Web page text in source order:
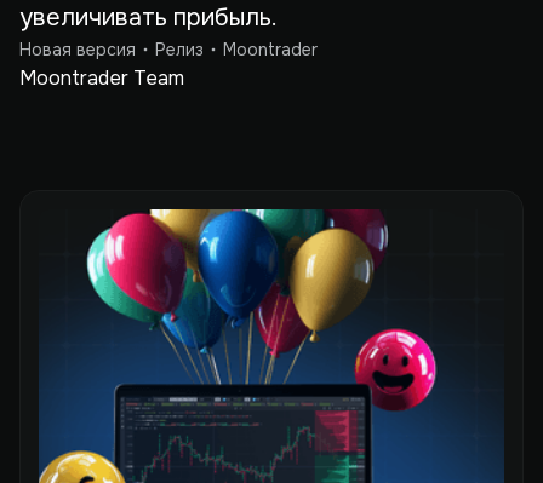
увеличивать прибыль.
Новая версия Релиз Moontrader
Moontrader Team